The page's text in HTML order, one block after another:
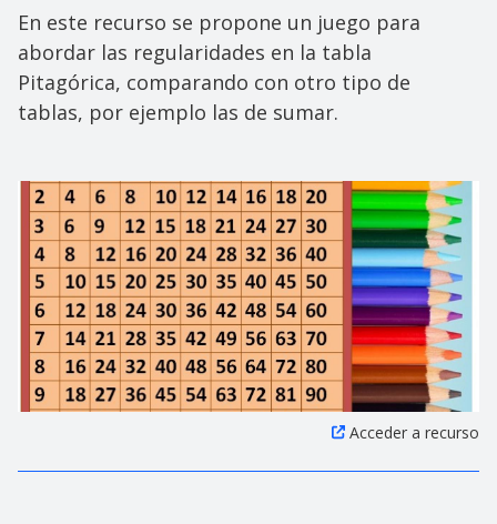
En este recurso se propone un juego para
abordar las regularidades en la tabla
Pitagórica, comparando con otro tipo de
tablas, por ejemplo las de sumar.
Acceder a recurso